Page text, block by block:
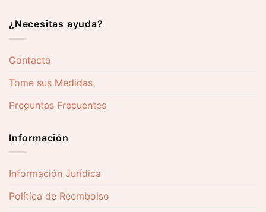
¿Necesitas ayuda?
Contacto
Tome sus Medidas
Preguntas Frecuentes
Información
Información Jurídica
Política de Reembolso